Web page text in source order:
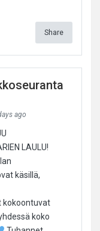
Share
ago
LAULU!
käsillä,
kokoontuvat
koko